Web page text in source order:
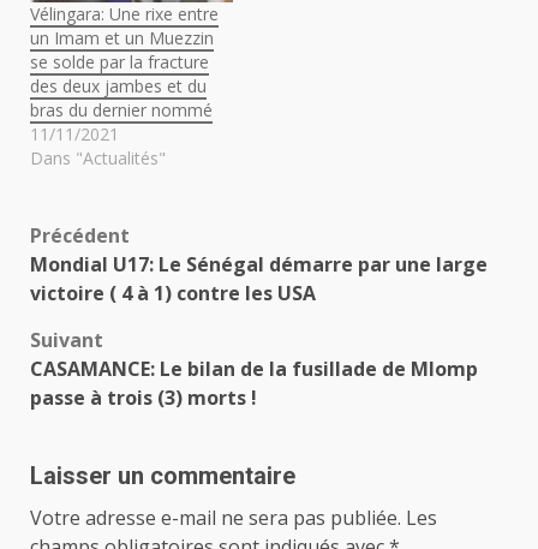
Vélingara: Une rixe entre
un Imam et un Muezzin
se solde par la fracture
des deux jambes et du
bras du dernier nommé
11/11/2021
Dans "Actualités"
Navigation
d’article
Précédent
Mondial U17: Le Sénégal démarre par une large
victoire ( 4 à 1) contre les USA
Suivant
CASAMANCE: Le bilan de la fusillade de Mlomp
passe à trois (3) morts !
Laisser un commentaire
Votre adresse e-mail ne sera pas publiée. Les